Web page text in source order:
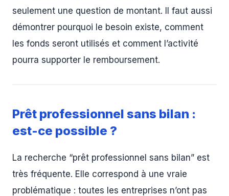
seulement une question de montant. Il faut aussi
démontrer pourquoi le besoin existe, comment
les fonds seront utilisés et comment l’activité
pourra supporter le remboursement.
Prêt professionnel sans bilan :
est-ce possible ?
La recherche “prêt professionnel sans bilan” est
très fréquente. Elle correspond à une vraie
problématique : toutes les entreprises n’ont pas